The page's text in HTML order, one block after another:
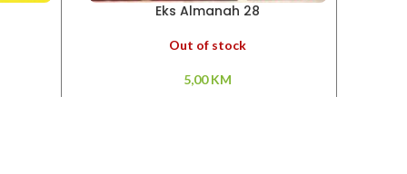
Eks Almanah 28
Out of stock
5,00KM